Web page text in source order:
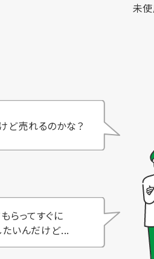
未
ど売れるのかな？
らってすぐに
いんだけど...